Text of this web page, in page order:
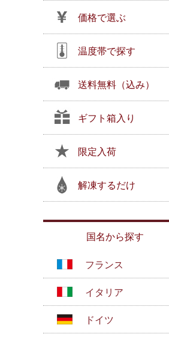
価格で選ぶ
温度帯で探す
送料無料（込み）
ギフト箱入り
限定入荷
解凍するだけ
国名から探す
フランス
イタリア
ドイツ